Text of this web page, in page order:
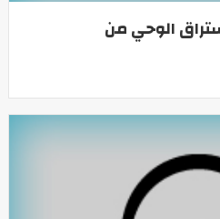
الوحي من